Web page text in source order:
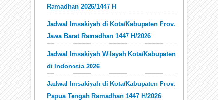
Ramadhan 2026/1447 H
Jadwal Imsakiyah di Kota/Kabupaten Prov.
Jawa Barat Ramadhan 1447 H/2026
Jadwal Imsakiyah Wilayah Kota/Kabupaten
di Indonesia 2026
Jadwal Imsakiyah di Kota/Kabupaten Prov.
Papua Tengah Ramadhan 1447 H/2026